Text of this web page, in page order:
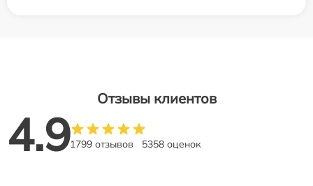
Отзывы клиентов
4.91799 отзывов 5358 оценок